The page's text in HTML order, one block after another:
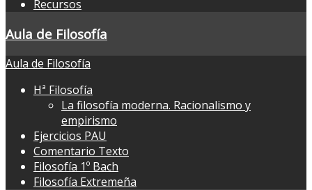
Recursos
Aula de Filosofía
Aula de Filosofía
Hª Filosofía
La filosofía moderna. Racionalismo y
empirismo
Ejercicios PAU
Comentario Texto
Filosofía 1º Bach
Filosofía Extremeña